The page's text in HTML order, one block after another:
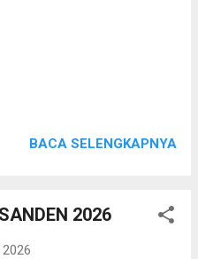
BACA SELENGKAPNYA
2026